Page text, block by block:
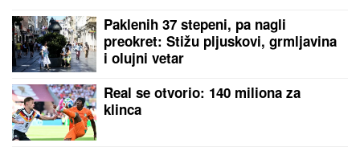
Paklenih 37 stepeni, pa nagli
preokret: Stižu pljuskovi, grmljavina
i olujni vetar
Real se otvorio: 140 miliona za
klinca